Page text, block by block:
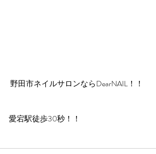
野田市ネイルサロンならDearNAIL！！
愛宕駅徒歩30秒！！